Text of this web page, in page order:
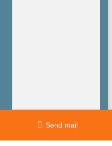
Send mail